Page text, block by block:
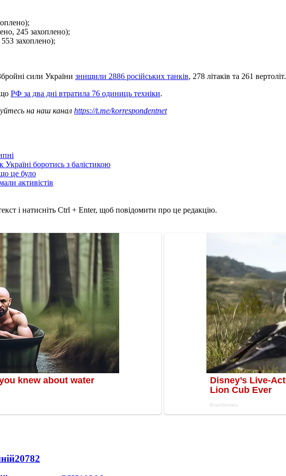
245 захоплено);
захоплено);
сили України знищили 2886 російських танків, 278 літаків та 261 вертоліт.
РФ за два дні втратила 76 одиниць техніки.
на наш канал https://t.me/korrespondentnet
боротись з балістикою
це було
активістів
і натисніть Ctrl + Enter, щоб повідомити про це редакцію.
20782